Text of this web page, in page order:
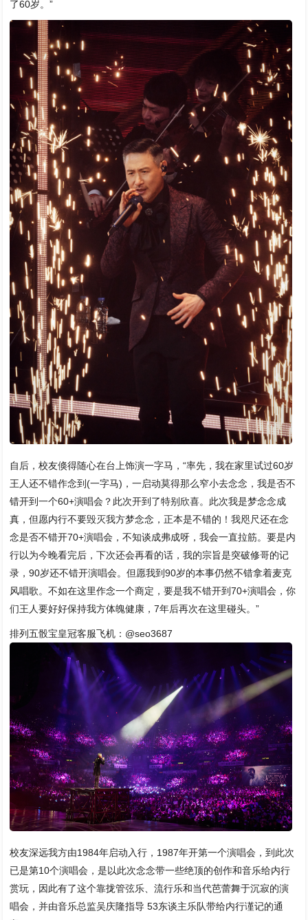
了60岁。”
自后，校友倏得随心在台上饰演一字马，“率先，我在家里试过60岁
王人还不错作念到(一字马)，一启动莫得那么窄小去念念，我是否不
错开到一个60+演唱会？此次开到了特别欣喜。此次我是梦念念成
真，但愿内行不要毁灭我方梦念念，正本是不错的！我咫尺还在念
念是否不错开70+演唱会，不知谈成弗成呀，我会一直拉筋。要是内
行以为今晚看完后，下次还会再看的话，我的宗旨是突破修哥的记
录，90岁还不错开演唱会。但愿我到90岁的本事仍然不错拿着麦克
风唱歌。不如在这里作念一个商定，要是我不错开到70+演唱会，你
们王人要好好保持我方体魄健康，7年后再次在这里碰头。”
排列五骰宝皇冠客服飞机：@seo3687
校友深远我方由1984年启动入行，1987年开第一个演唱会，到此次
已是第10个演唱会，是以此次念念带一些绝顶的创作和音乐给内行
赏玩，因此有了这个靠拢管弦乐、流行乐和当代芭蕾舞于沉寂的演
唱会，并由音乐总监吴庆隆指导 53东谈主乐队带给内行谨记的通